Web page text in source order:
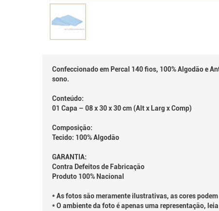
Confeccionado em Percal 140 fios, 100% Algodão e
sono.
Conteúdo:
01 Capa – 08 x 30 x 30 cm (Alt x Larg x Comp)
Composição:
Tecido: 100% Algodão
GARANTIA:
Contra Defeitos de Fabricação
Produto 100% Nacional
* As fotos são meramente ilustrativas, as cores
* O ambiente da foto é apenas uma representação,